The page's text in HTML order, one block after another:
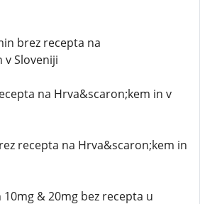
brez recepta na
v Sloveniji
na Hrva&scaron;kem in v
recepta na Hrva&scaron;kem in
& 20mg bez recepta u